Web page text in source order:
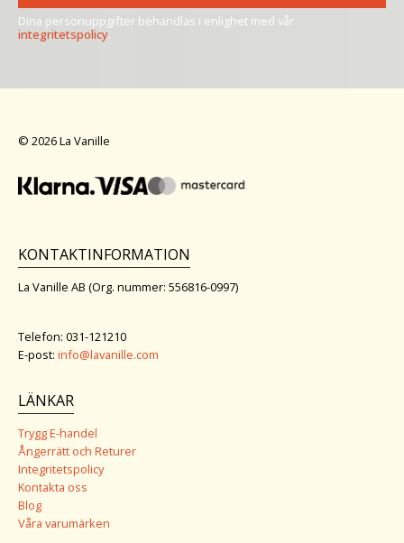
Dina personuppgifter behandlas i enlighet med vår
integritetspolicy.
© 2026 La Vanille
KONTAKTINFORMATION
La Vanille AB (Org. nummer: 556816-0997)
Telefon: 031-121210
E-post: info@lavanille.com
LÄNKAR
Trygg E-handel
Ångerrätt och Returer
Integritetspolicy
Kontakta oss
Blog
Våra varumärken